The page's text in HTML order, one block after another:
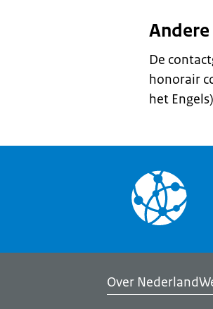
De
honorair
het
Over